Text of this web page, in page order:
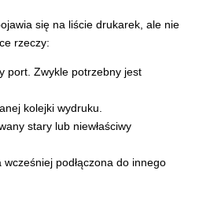
się na liście drukarek, ale nie
rzeczy:
port. Zwykle potrzebny jest
kolejki wydruku.
stary lub niewłaściwy
wcześniej podłączona do innego